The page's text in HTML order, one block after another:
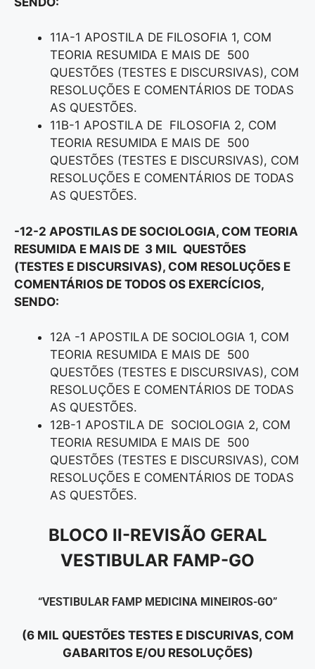
11A-1 APOSTILA DE FILOSOFIA 1, COM
TEORIA RESUMIDA E MAIS DE 500
QUESTÕES (TESTES E DISCURSIVAS), COM
RESOLUÇÕES E COMENTÁRIOS DE TODAS
AS QUESTÕES.
11B-1 APOSTILA DE FILOSOFIA 2, COM
TEORIA RESUMIDA E MAIS DE 500
QUESTÕES (TESTES E DISCURSIVAS), COM
RESOLUÇÕES E COMENTÁRIOS DE TODAS
AS QUESTÕES.
-12-2 APOSTILAS DE SOCIOLOGIA, COM TEORIA
RESUMIDA E MAIS DE 3 MIL QUESTÕES
(TESTES E DISCURSIVAS), COM RESOLUÇÕES E
COMENTÁRIOS DE TODOS OS EXERCÍCIOS,
SENDO:
12A -1 APOSTILA DE SOCIOLOGIA 1, COM
TEORIA RESUMIDA E MAIS DE 500
QUESTÕES (TESTES E DISCURSIVAS), COM
RESOLUÇÕES E COMENTÁRIOS DE TODAS
AS QUESTÕES.
12B-1 APOSTILA DE SOCIOLOGIA 2, COM
TEORIA RESUMIDA E MAIS DE 500
QUESTÕES (TESTES E DISCURSIVAS), COM
RESOLUÇÕES E COMENTÁRIOS DE TODAS
AS QUESTÕES.
BLOCO II-REVISÃO GERAL
VESTIBULAR FAMP-GO
“VESTIBULAR FAMP MEDICINA MINEIROS-GO”
(6 MIL QUESTÕES TESTES E DISCURIVAS, COM
GABARITOS E/OU RESOLUÇÕES)